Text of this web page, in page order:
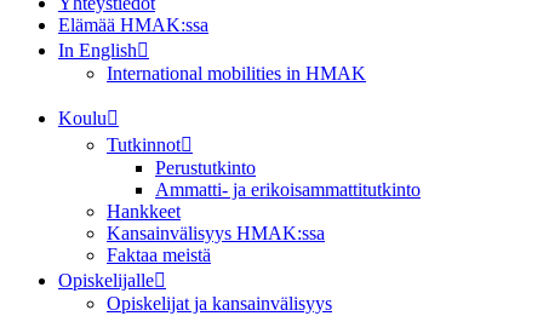
Elämää HMAK:ssa
In English
International mobilities in HMAK
Koulu
Tutkinnot
Perustutkinto
Ammatti- ja erikoisammattitutkinto
Hankkeet
Kansainvälisyys HMAK:ssa
Faktaa meistä
Opiskelijalle
Opiskelijat ja kansainvälisyys